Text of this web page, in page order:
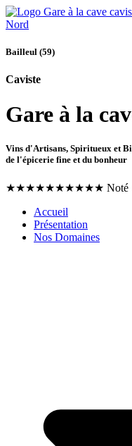
Bailleul (59)
Caviste
Gare à la
Vins d'Artisans, Spiritueux et
de l'épicerie fine et du bonheur
★★★★★★★★★★ Noté
Accueil
Présentation
Nos Domaines